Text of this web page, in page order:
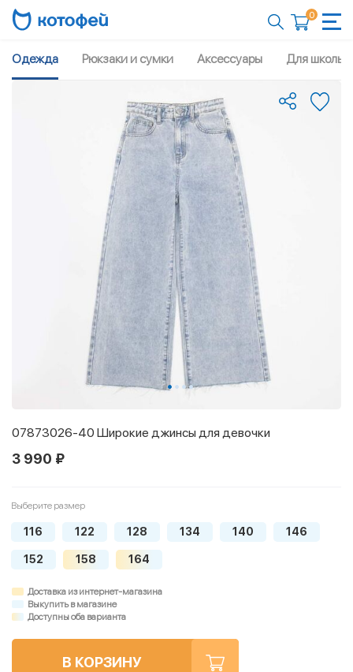
0
Одежда Рюкзаки и сумки Аксессуары Для школы
07873026-40 Широкие джинсы для девочки
3 990 ₽
Выберите размер
116 122 128 134 140 146
152 158 164
Доставка из интернет-магазина
Выкупить в магазине
Доступны оба варианта
В КОРЗИНУ